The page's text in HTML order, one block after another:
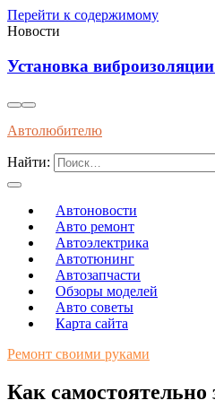
Перейти к содержимому
Новости
Установка
Автолюбителю
Найти:
Автоновости
Авто ремонт
Автоэлектрика
Автотюнинг
Автозапчасти
Обзоры моделей
Авто советы
Карта сайта
Ремонт своими руками
Как